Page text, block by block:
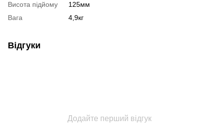
Висота підйому
125мм
Вага
4,9кг
Відгуки
Додайте перший відгук